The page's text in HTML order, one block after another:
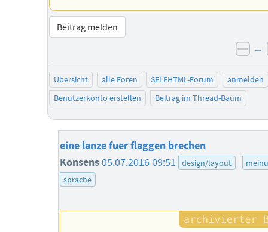
Beitrag melden
–
Übersicht alle Foren SELFHTML-Forum
anmelden
Benutzerkonto erstellen
Beitrag im Thread-Baum
eine lanze fuer flaggen brechen
Konsens05.07.2016 09:51 design/layout
sprache